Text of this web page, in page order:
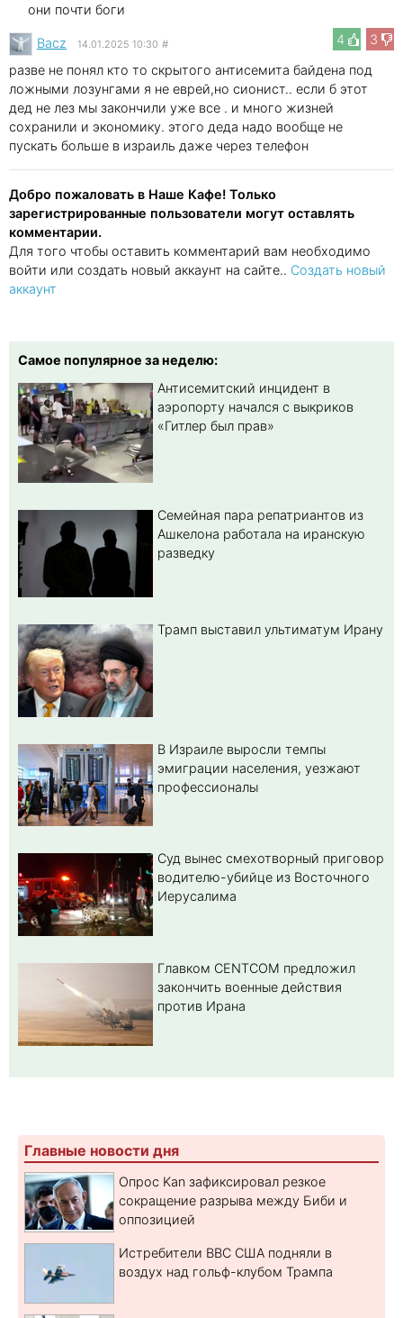
они почти боги
4
3
Bacz 14.01.2025 10:30 #
разве не понял кто то скрытого антисемита байдена под
ложными лозунгами я не еврей,но сионист.. если б этот
дед не лез мы закончили уже все . и много жизней
сохранили и экономику. этого деда надо вообще не
пускать больше в израиль даже через телефон
Добро пожаловать в Наше Кафе! Только
зарегистрированные пользователи могут оставлять
комментарии.
Для того чтобы оставить комментарий вам необходимо
войти или создать новый аккаунт на сайте.. Создать новый
аккаунт
Самое популярное за неделю:
Антисемитский инцидент в
аэропорту начался с выкриков
«Гитлер был прав»
Семейная пара репатриантов из
Ашкелона работала на иранскую
разведку
Трамп выставил ультиматум Ирану
В Израиле выросли темпы
эмиграции населения, уезжают
профессионалы
Суд вынес смехотворный приговор
водителю-убийце из Восточного
Иерусалима
Главком CENTCOM предложил
закончить военные действия
против Ирана
Главные новости дня
Опрос Kan зафиксировал резкое
сокращение разрыва между Биби и
оппозицией
Истребители ВВС США подняли в
воздух над гольф-клубом Трампа